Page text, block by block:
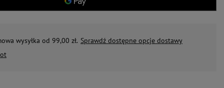
wysyłka od 99,00 zł. Sprawdź dostępne opcje dostawy